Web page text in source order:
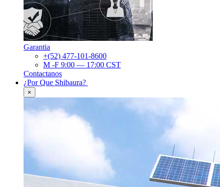
Garantia
+(52) 477-101-8600
M -F 9:00 — 17:00 CST
Contactanos
¿Por Que Shibaura?
×